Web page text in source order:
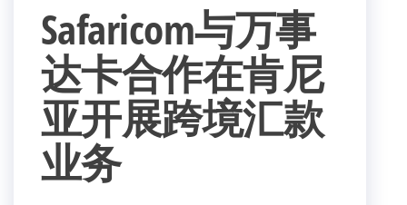
Safaricom与万事
达卡合作在肯尼
亚开展跨境汇款
业务